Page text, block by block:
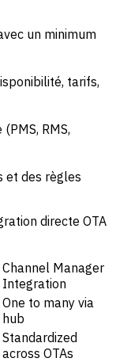
un minimum
tarifs,
RMS,
et des règles
directe OTA
Channel Manager
Integration
One to many via
hub
Standardized
across OTAs